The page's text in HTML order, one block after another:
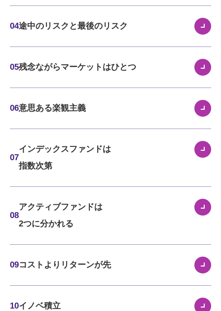
04途中のリスクと最後のリスク
05残念ながらマーケットはひとつ
06意思ある楽観主義
07
インデックスファンドは
指数次第
08
アクティブファンドは
2つに分かれる
09コストよりリターンが先
10イノベ積立